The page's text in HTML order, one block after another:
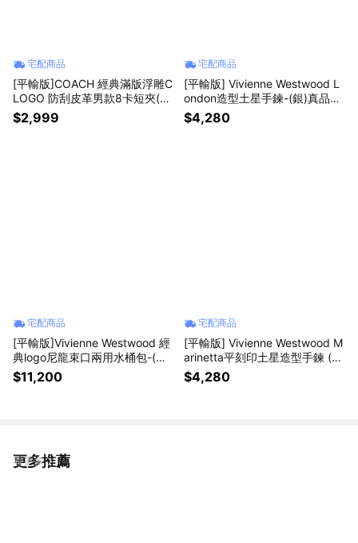
宅配商品
[平輸版]COACH 經典滿版浮雕C
LOGO 防刮皮革男款8卡短夾(附
證件夾/黑)/真品平輸
$2,999
宅配商品
[平輸版] Vivienne Westwood L
ondon造型土星手鍊-(銀)真品平
輸
$4,280
宅配商品
[平輸版]Vivienne Westwood 經
典logo尼龍束口兩用水桶包-(小/
黑)真品平輸
$11,200
宅配商品
[平輸版] Vivienne Westwood M
arinetta平刻印土星造型手鍊 (多
色選)真品平輸
$4,280
更多推薦
看更多